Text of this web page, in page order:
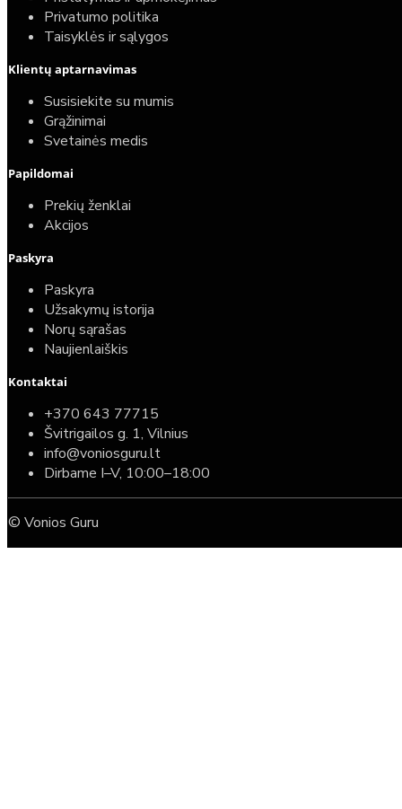
Privatumo politika
Taisyklės ir sąlygos
Klientų aptarnavimas
Susisiekite su mumis
Grąžinimai
Svetainės medis
Papildomai
Prekių ženklai
Akcijos
Paskyra
Paskyra
Užsakymų istorija
Norų sąrašas
Naujienlaiškis
Kontaktai
+370 643 77715
Švitrigailos g. 1, Vilnius
info@voniosguru.lt
Dirbame I–V, 10:00–18:00
© Vonios Guru